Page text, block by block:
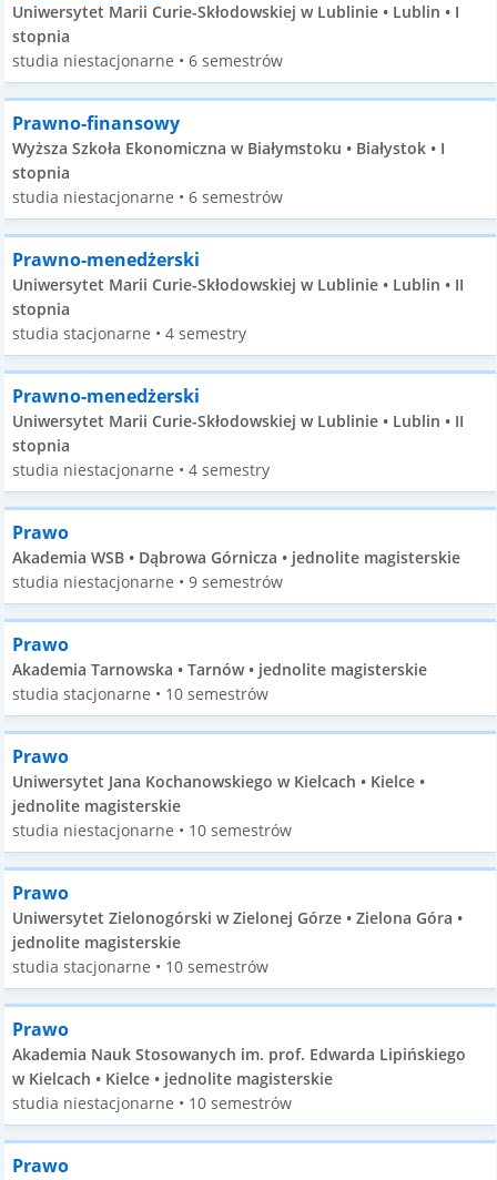
Uniwersytet Marii Curie-Skłodowskiej w Lublinie • Lublin • I
stopnia
studia niestacjonarne • 6 semestrów
Prawno-finansowy
Wyższa Szkoła Ekonomiczna w Białymstoku • Białystok • I
stopnia
studia niestacjonarne • 6 semestrów
Prawno-menedżerski
Uniwersytet Marii Curie-Skłodowskiej w Lublinie • Lublin • II
stopnia
studia stacjonarne • 4 semestry
Prawno-menedżerski
Uniwersytet Marii Curie-Skłodowskiej w Lublinie • Lublin • II
stopnia
studia niestacjonarne • 4 semestry
Prawo
Akademia WSB • Dąbrowa Górnicza • jednolite magisterskie
studia niestacjonarne • 9 semestrów
Prawo
Akademia Tarnowska • Tarnów • jednolite magisterskie
studia stacjonarne • 10 semestrów
Prawo
Uniwersytet Jana Kochanowskiego w Kielcach • Kielce •
jednolite magisterskie
studia niestacjonarne • 10 semestrów
Prawo
Uniwersytet Zielonogórski w Zielonej Górze • Zielona Góra •
jednolite magisterskie
studia stacjonarne • 10 semestrów
Prawo
Akademia Nauk Stosowanych im. prof. Edwarda Lipińskiego
w Kielcach • Kielce • jednolite magisterskie
studia niestacjonarne • 10 semestrów
Prawo